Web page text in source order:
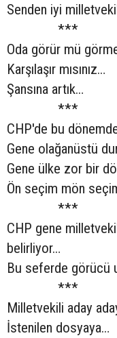
Senden iyi
***
Oda görür mü
Karşılaşır mısınız…
Şansına artık…
***
CHP'de bu
Gene olağanüstü
Gene ülke zor bir
Ön seçim mön
***
CHP gene
belirliyor…
Bu seferde görücü
***
Milletvekili aday
İstenilen dosyaya…